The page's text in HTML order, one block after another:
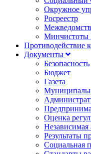
Окружное
Росреестр
Минчистоты
Противодействие
Документы
Безопасность
Бюджет
Газета
Оценка
Независимая
Результаты
Социальная